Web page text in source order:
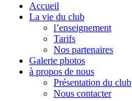
Accueil
La vie du club
l’enseignement
Tarifs
Nos partenaires
Galerie photos
à propos de nous
Présentation du club
Nous contacter